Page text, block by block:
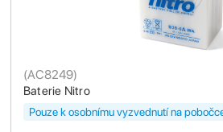
Baterie Nitro
(AC8249)
Pouze k osobnímu vyzvednutí na